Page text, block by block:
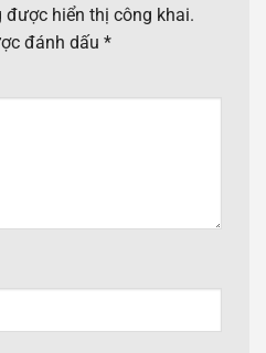
được hiển thị công khai.
đánh dấu *